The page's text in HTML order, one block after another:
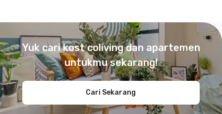
Yuk cari kost coliving dan apartemen
untukmu sekarang!
Cari Sekarang